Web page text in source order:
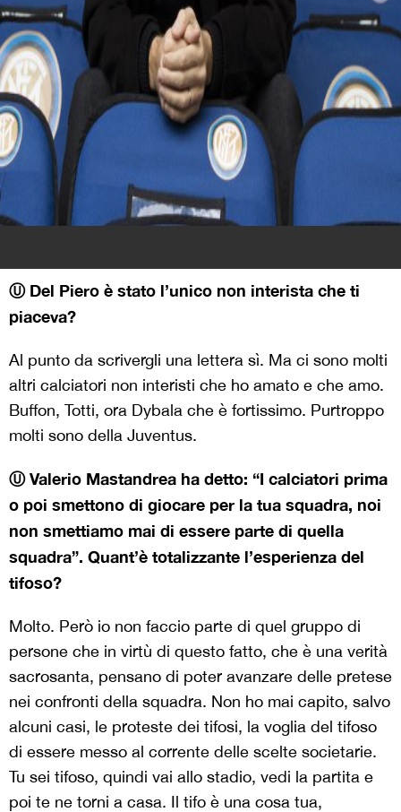
Ⓤ Del Piero è stato l’unico non interista che ti
piaceva?
Al punto da scrivergli una lettera sì. Ma ci sono molti
altri calciatori non interisti che ho amato e che amo.
Buffon, Totti, ora Dybala che è fortissimo. Purtroppo
molti sono della Juventus.
Ⓤ Valerio Mastandrea ha detto: “I calciatori prima
o poi smettono di giocare per la tua squadra, noi
non smettiamo mai di essere parte di quella
squadra”. Quant’è totalizzante l’esperienza del
tifoso?
Molto. Però io non faccio parte di quel gruppo di
persone che in virtù di questo fatto, che è una verità
sacrosanta, pensano di poter avanzare delle pretese
nei confronti della squadra. Non ho mai capito, salvo
alcuni casi, le proteste dei tifosi, la voglia del tifoso
di essere messo al corrente delle scelte societarie.
Tu sei tifoso, quindi vai allo stadio, vedi la partita e
poi te ne torni a casa. Il tifo è una cosa tua,